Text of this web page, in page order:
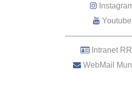
Youtube
Intranet
WebMail